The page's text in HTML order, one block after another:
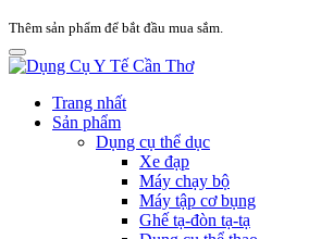
Thêm sản phẩm để bắt đầu mua sắm.
Trang nhất
Sản phẩm
Dụng cụ thể dục
Xe đạp
Máy chạy bộ
Máy tập cơ bụng
Ghế tạ-đòn tạ-tạ